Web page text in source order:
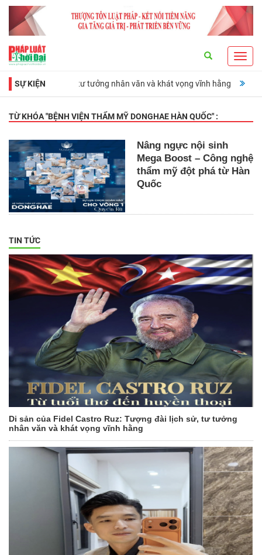
SỰ KIỆN
đài lịch sử, tư tưởng nhân văn và khát vọng vĩnh hằng Ra mắt
TỪ KHÓA "BỆNH VIỆN THẨM MỸ DONGHAE HÀN QUỐC" :
Nâng ngực nội sinh
Mega Boost – Công nghệ
thẩm mỹ đột phá từ Hàn
Quốc
TIN TỨC
Di sản của Fidel Castro Ruz: Tượng đài lịch sử, tư tưởng
nhân văn và khát vọng vĩnh hằng